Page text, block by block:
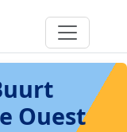
Ouest